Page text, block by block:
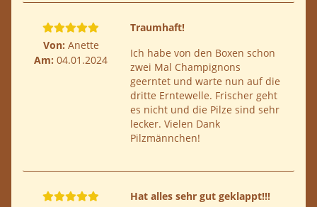
Von: Anette
Am: 04.01.2024
Traumhaft!
Ich habe von den Boxen schon
zwei Mal Champignons
geerntet und warte nun auf die
dritte Erntewelle. Frischer geht
es nicht und die Pilze sind sehr
lecker. Vielen Dank
Pilzmännchen!
Hat alles sehr gut geklappt!!!